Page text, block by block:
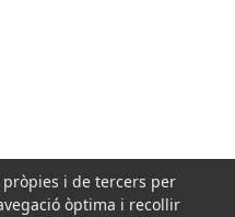
i de tercers per
òptima i recollir